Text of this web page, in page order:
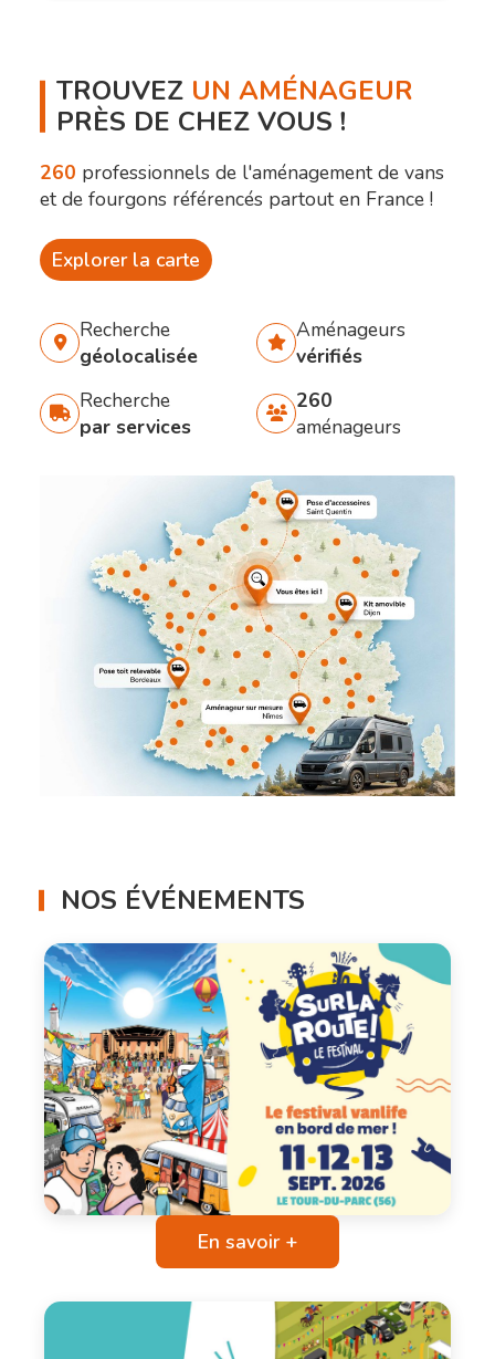
TROUVEZ UN AMÉNAGEUR
PRÈS DE CHEZ VOUS !
260 professionnels de l'aménagement de vans
et de fourgons référencés partout en France !
Explorer la carte
Recherche
géolocalisée
Aménageurs
vérifiés
Recherche
par services
260
aménageurs
NOS ÉVÉNEMENTS
En savoir +